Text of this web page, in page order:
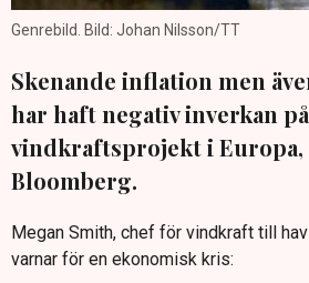
Genrebild. Bild: Johan Nilsson/TT
Skenande inflation men
har haft negativ inverkan
vindkraftsprojekt i
Bloomberg.
Megan Smith, chef för vindkraft till
varnar för en ekonomisk kris: